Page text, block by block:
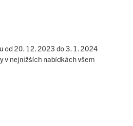
od 20. 12. 2023 do 3. 1. 2024
v nejnižších nabídkách všem